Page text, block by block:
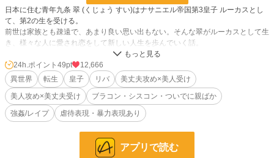
日本に住む青年九条 翠 (くじょう すい)はナサニエル帝国第3皇子 ルーカスとし
て、第2の生を受ける。
前世は家族とも疎遠で、あまり良い思い出もない。そんな翠がルーカスとして生
き、様々な人に愛され恋をして新しい人生を歩んでいく話。
恋愛はルーカスが学園に入ってから主に進めていこうと思います。
初めて書いたので語彙も少なく、拙いですが、暖かい目で見ていただけると嬉し
いです。誤字脱字があれば教えて頂けると嬉しいです！定期的に投稿出来るよう
※強姦表現や虐待表現があります。
24h.ポイント 49pt
12,666
異世界
転生 皇子 リバ
美丈夫攻め×美人受け
美人攻め×美丈夫受け
ブラコン・シスコン・ついでに親ばか
強姦/レイプ
虐待表現・暴力表現あり
アプリで読む